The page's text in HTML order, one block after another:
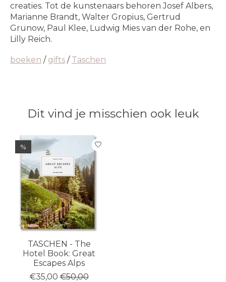
creaties. Tot de kunstenaars behoren Josef Albers,
Marianne Brandt, Walter Gropius, Gertrud
Grunow, Paul Klee, Ludwig Mies van der Rohe, en
Lilly Reich.
boeken / gifts / Taschen
Dit vind je misschien ook leuk
Items van productcarrousel
%
TASCHEN - The
Hotel Book: Great
Escapes Alps
€35,00 €50,00